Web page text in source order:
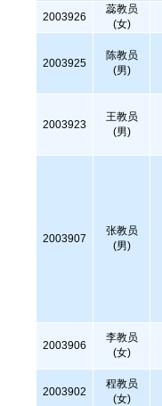
2003926
蕊教员
(女)
2003925
陈教员
(男)
2003923
王教员
(男)
2003907
张教员
(男)
2003906
李教员
(女)
2003902
程教员
(女)